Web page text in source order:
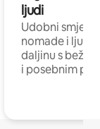
ljudi
Udobni
nomade i ljude
daljinu s
i posebnim